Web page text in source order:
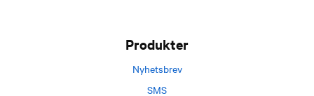
Produkter
Nyhetsbrev
SMS